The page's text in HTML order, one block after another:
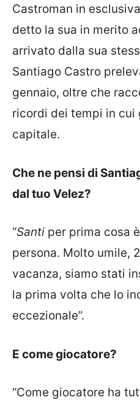
Castroman in
detto la sua in merito
arrivato dalla sua
Santiago Castro
gennaio, oltre che
ricordi dei tempi in cui
capitale.
Che ne pensi di
dal tuo Velez?
“Santi per prima cosa
persona. Molto umile,
vacanza, siamo stati
la prima volta che lo
eccezionale”.
E come giocatore?
“Come giocatore ha